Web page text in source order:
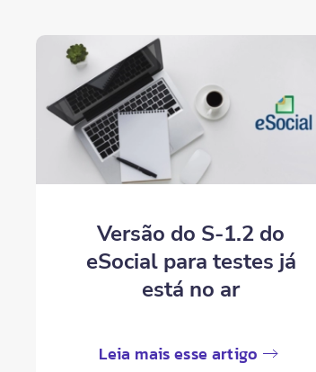
Versão do S-1.2 do
eSocial para testes já
está no ar
Leia mais esse artigo